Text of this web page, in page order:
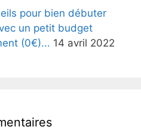
pour bien débuter
un petit budget
(0€)... 14 avril 2022